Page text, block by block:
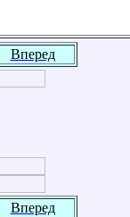
Вперед
Вперед